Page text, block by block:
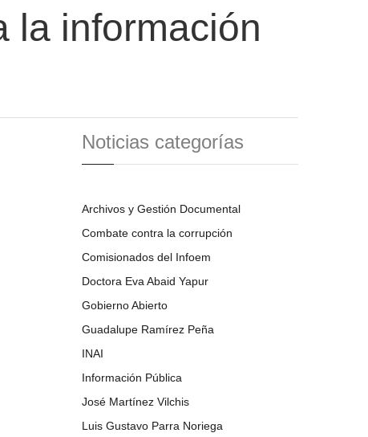
la información
Noticias categorías
Archivos y Gestión Documental
Combate contra la corrupción
Comisionados del Infoem
Doctora Eva Abaid Yapur
Gobierno Abierto
Guadalupe Ramírez Peña
INAI
Información Pública
José Martínez Vilchis
Luis Gustavo Parra Noriega